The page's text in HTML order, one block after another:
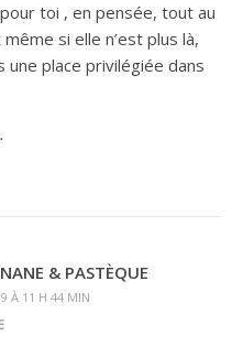
toi , en pensée, tout au
si elle n’est plus là,
une place privilégiée dans
& PASTÈQUE
À 11 H 44 MIN